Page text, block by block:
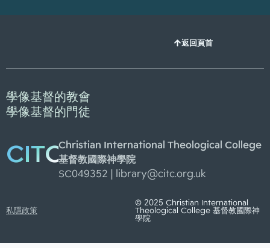
返回頁首
學像基督的教會
學像基督的門徒
CITCChristian International Theological College
基督教國際神學院
SC049352 |
library@citc.org.uk
私隱政策
© 2025 Christian International
Theological College 基督教國際神
學院